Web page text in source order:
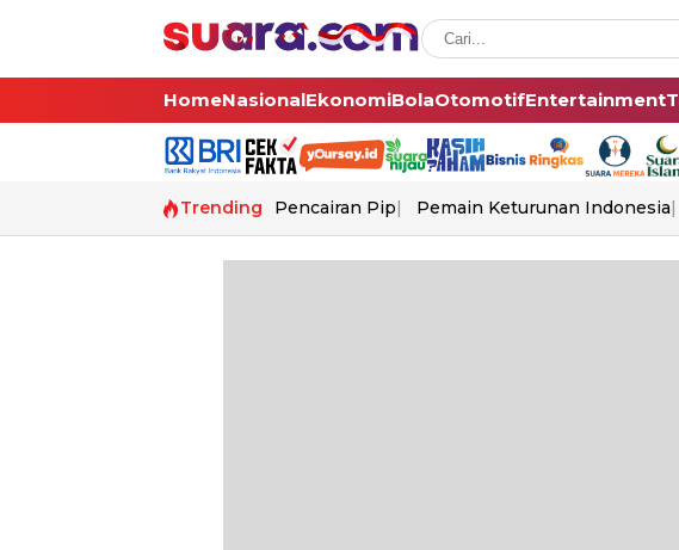
HomeNasionalEkonomiBolaOtomotifEntertainment
Trending Pencairan Pip Pemain Keturunan Indonesia